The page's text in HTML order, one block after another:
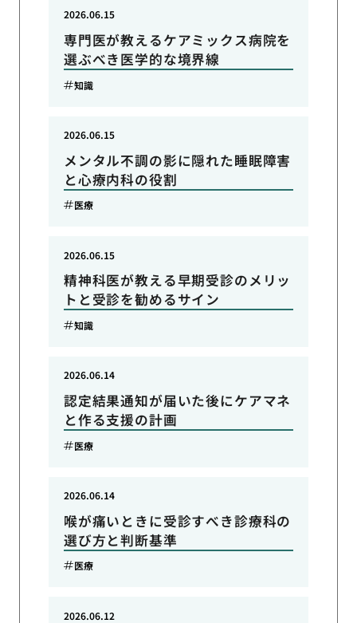
専門医が教えるケアミックス病院を
選ぶべき医学的な境界線
2026.06.15
知識
メンタル不調の影に隠れた睡眠障害
と心療内科の役割
2026.06.15
医療
精神科医が教える早期受診のメリッ
トと受診を勧めるサイン
2026.06.15
知識
認定結果通知が届いた後にケアマネ
と作る支援の計画
2026.06.14
医療
喉が痛いときに受診すべき診療科の
選び方と判断基準
2026.06.14
医療
2026.06.12